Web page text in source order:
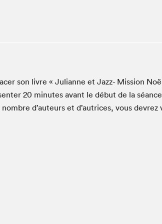
Le Salon dans ta classe
Liseur Public
Matinées scolaires Hydro-Québec
son livre « Julianne et Jazz- Mis­sion
20 min­utes avant le début de la
d’auteurs et d’autrices, vous